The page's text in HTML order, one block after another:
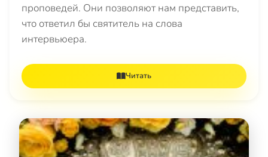
проповедей. Они позволяют нам представить,
что ответил бы святитель на слова
интервьюера.
Читать